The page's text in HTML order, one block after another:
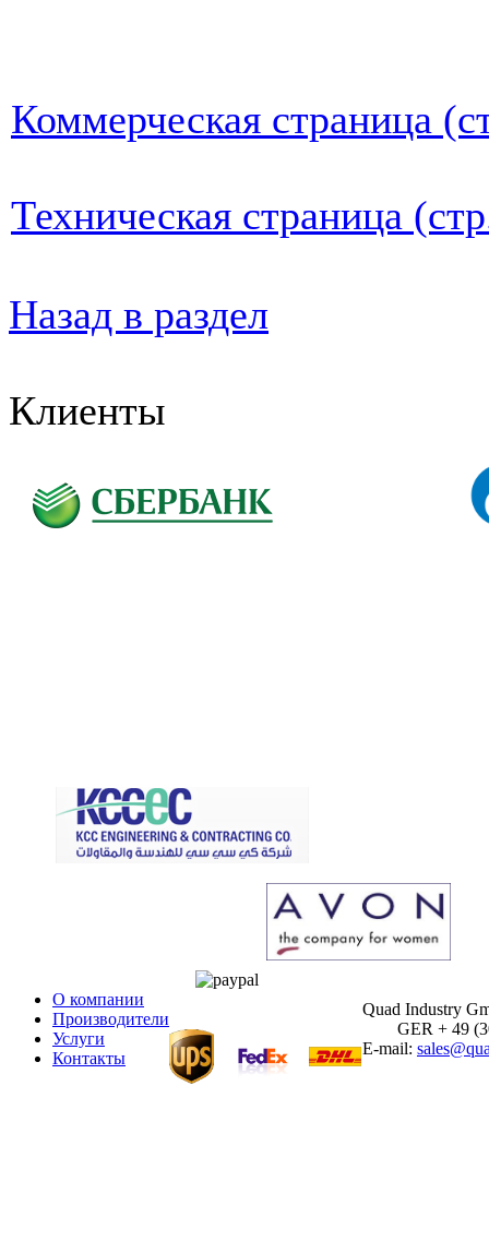
Коммерческая страница
Техническая страница
Назад в раздел
Клиенты
О компании
Производители
Услуги
Контакты
Quad Industry
GER + 49
E-mail: